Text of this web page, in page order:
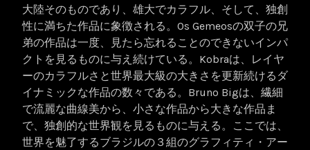
大陸そのものであり、雄大でカラフル、そして、独創
性に満ちた作品に象徴される。Os Gemeosの双子の兄
弟の作品は一度、見たら忘れることのできないインパ
クトを見るものに与え続けている。Kobraは、レイヤ
ーのカラフルさと世界最大級の大きさを更新続けるダ
イナミックな作品の数々である。Bruno Bigは、繊細
で流麗な曲線美から、小さな作品から大きな作品ま
で、独創的な世界観を見るものに与える。ここでは、
世界を魅了するブラジルの３組のグラフィティ・アー